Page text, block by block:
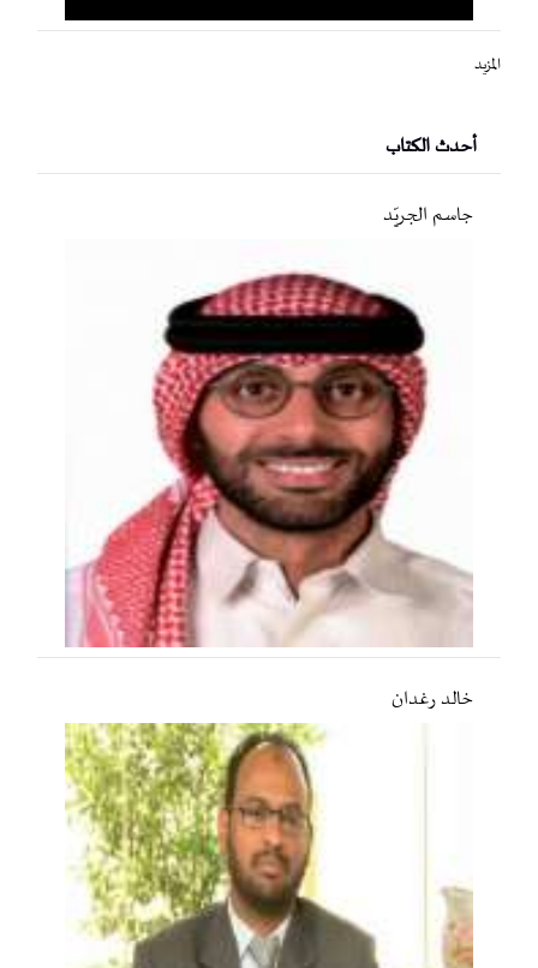
المزيد
أحدث الكتاب
جاسم الجريّد
خالد رغدان